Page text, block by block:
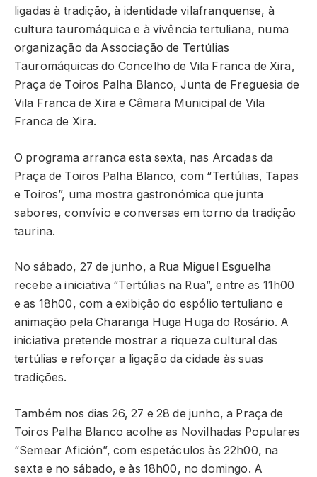
ligadas à tradição, à identidade vilafranquense, à
cultura tauromáquica e à vivência tertuliana, numa
organização da Associação de Tertúlias
Tauromáquicas do Concelho de Vila Franca de Xira,
Praça de Toiros Palha Blanco, Junta de Freguesia de
Vila Franca de Xira e Câmara Municipal de Vila
Franca de Xira.
O programa arranca esta sexta, nas Arcadas da
Praça de Toiros Palha Blanco, com “Tertúlias, Tapas
e Toiros”, uma mostra gastronómica que junta
sabores, convívio e conversas em torno da tradição
taurina.
No sábado, 27 de junho, a Rua Miguel Esguelha
recebe a iniciativa “Tertúlias na Rua”, entre as 11h00
e as 18h00, com a exibição do espólio tertuliano e
animação pela Charanga Huga Huga do Rosário. A
iniciativa pretende mostrar a riqueza cultural das
tertúlias e reforçar a ligação da cidade às suas
tradições.
Também nos dias 26, 27 e 28 de junho, a Praça de
Toiros Palha Blanco acolhe as Novilhadas Populares
“Semear Afición”, com espetáculos às 22h00, na
sexta e no sábado, e às 18h00, no domingo. A